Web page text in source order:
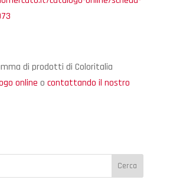
di prodotti di Coloritalia
online o contattando il nostro